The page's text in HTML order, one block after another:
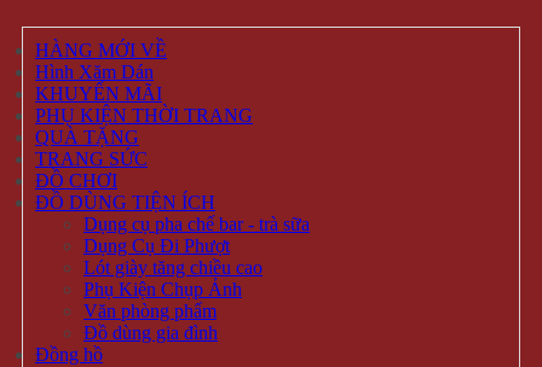
HÀNG MỚI VỀ
Hình Xăm Dán
KHUYẾN MÃI
PHỤ KIỆN THỜI TRANG
QUÀ TẶNG
TRANG SỨC
ĐỒ CHƠI
ĐỒ DÙNG TIỆN ÍCH
Dụng cụ pha chế bar - trà sữa
Dụng Cụ Đi Phượt
Lót giày tăng chiều cao
Phụ Kiện Chụp Ảnh
Văn phòng phẩm
Đồ dùng gia đình
Đồng hồ